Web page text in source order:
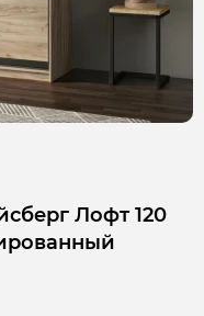
Лофт 120